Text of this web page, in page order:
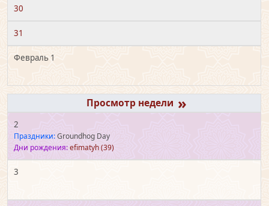
30
31
Февраль 1
»
2
Праздники:Groundhog Day
Дни рождения:efimatyh(39)
3